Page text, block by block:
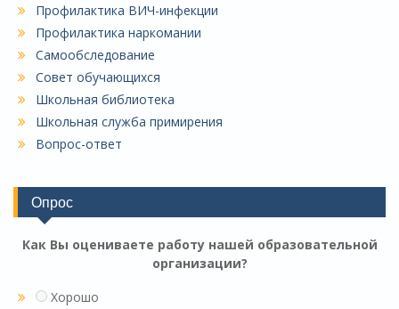
Профилактика ВИЧ-инфекции
Профилактика наркомании
Самообследование
Совет обучающихся
Школьная библиотека
Школьная служба примирения
Вопрос-ответ
Опрос
Как Вы оцениваете работу нашей образовательной
организации?
Хорошо